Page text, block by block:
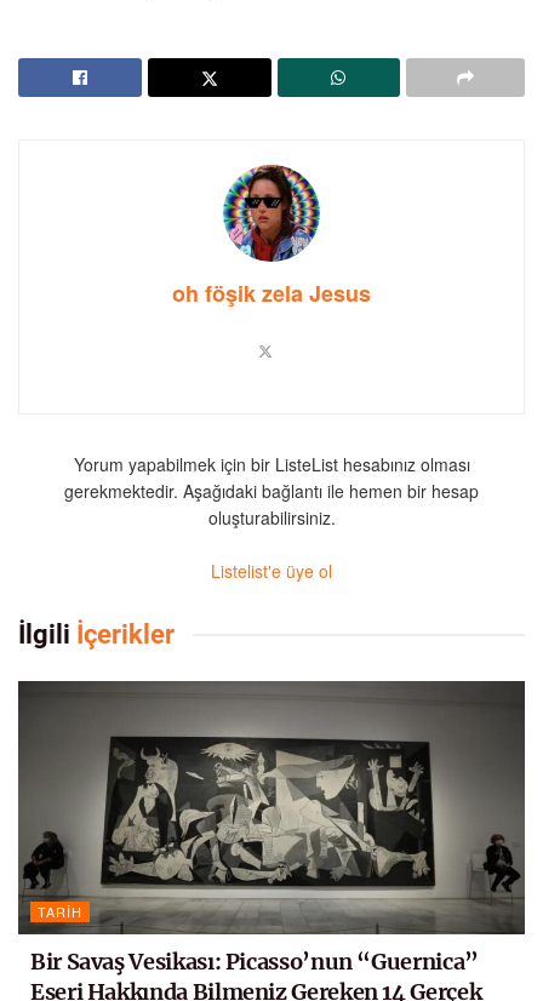
oh föşik zela Jesus
Yorum yapabilmek için bir ListeList hesabınız olması
gerekmektedir. Aşağıdaki bağlantı ile hemen bir hesap
oluşturabilirsiniz.
Listelist'e üye ol
İlgili İçerikler
TARIH
Bir Savaş Vesikası: Picasso’nun “Guernica”
Eseri Hakkında Bilmeniz Gereken 14 Gerçek